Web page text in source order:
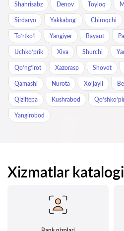
Shahrisabz Denov Toyloq
Sirdaryo Yakkabog‘ Chiroqchi
To‘rtko‘l Yangiyer Bayaut
Uchkoʻprik Xiva Shurchi
Qo‘ng‘irot Xazorasp Shovot
Qamashi Nurota Xo‘jayli
Qiziltepa Kushrabod
Yangirobod
Xizmatlar katalogi